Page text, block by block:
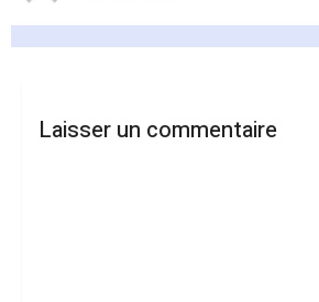
Laisser un commentaire